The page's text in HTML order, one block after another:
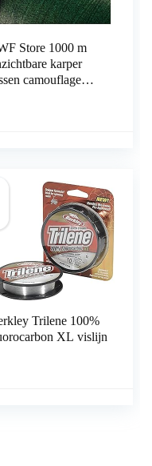
Store 1000 m
karper
camouflage
Trilene 100%
XL vislijn